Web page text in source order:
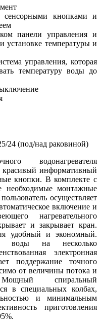
сенсорными кнопками и
панели управления и
установке температуры и
управления, которая
температуру воды до
24 (под/над раковиной)
водонагревателя
информативный
кнопки. В комплекте с
необходимые монтажные
осуществляет
включение и
нагревательного
и закрывает кран.
удобный и экономный.
воды на несколько
электронная
поддержание точного
от величины потока и
спиральный
в специальных колбах,
и минимальным
приготовления